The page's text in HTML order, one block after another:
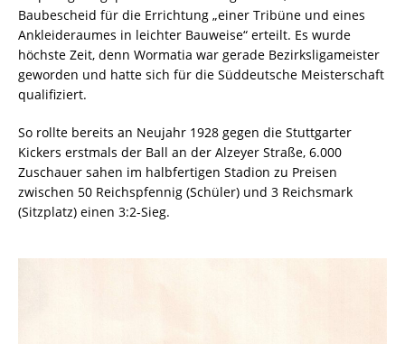
Baubescheid für die Errichtung „einer Tribüne und eines
Ankleideraumes in leichter Bauweise“ erteilt. Es wurde
höchste Zeit, denn Wormatia war gerade Bezirksligameister
geworden und hatte sich für die Süddeutsche Meisterschaft
qualifiziert.
So rollte bereits an Neujahr 1928 gegen die Stuttgarter
Kickers erstmals der Ball an der Alzeyer Straße, 6.000
Zuschauer sahen im halbfertigen Stadion zu Preisen
zwischen 50 Reichspfennig (Schüler) und 3 Reichsmark
(Sitzplatz) einen 3:2-Sieg.